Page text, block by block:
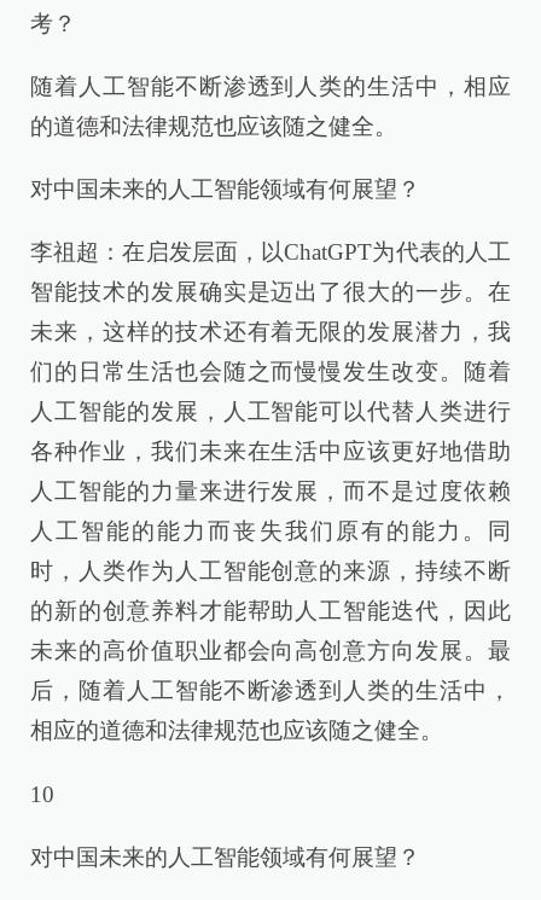
考？
随着人工智能不断渗透到人类的生活中，相应
的道德和法律规范也应该随之健全。
对中国未来的人工智能领域有何展望？
李祖超：在启发层面，以ChatGPT为代表的人工
智能技术的发展确实是迈出了很大的一步。在
未来，这样的技术还有着无限的发展潜力，我
们的日常生活也会随之而慢慢发生改变。随着
人工智能的发展，人工智能可以代替人类进行
各种作业，我们未来在生活中应该更好地借助
人工智能的力量来进行发展，而不是过度依赖
人工智能的能力而丧失我们原有的能力。同
时，人类作为人工智能创意的来源，持续不断
的新的创意养料才能帮助人工智能迭代，因此
未来的高价值职业都会向高创意方向发展。最
后，随着人工智能不断渗透到人类的生活中，
相应的道德和法律规范也应该随之健全。
10
对中国未来的人工智能领域有何展望？